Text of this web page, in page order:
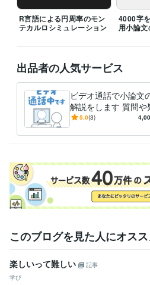
ライティング・翻訳 文章添削
ライティング 添削
R言語による円周率のモン
テカルロシミュレーション
4000字
用小論文
出品者の人気サービス
ビデオ通話で小論文
解説をします 質問や
すぐに解消できるビ
5.0(3)
このブログを見た人にオスス
楽しいって難しい
記事
学び